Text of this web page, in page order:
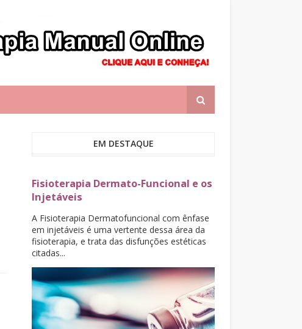
EM DESTAQUE
Fisioterapia Dermato-Funcional e os
Injetáveis
A Fisioterapia Dermatofuncional com ênfase
em injetáveis é uma vertente dessa área da
fisioterapia, e trata das disfunções estéticas
citadas...